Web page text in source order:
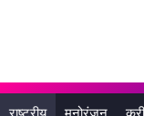
राष्ट्रीय मनोरंजन